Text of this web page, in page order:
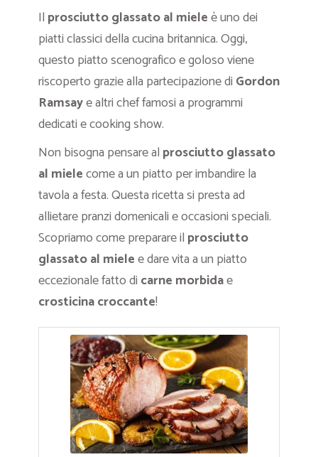
Il prosciutto glassato al mieleè uno dei
piatti classici della cucina britannica. Oggi,
questo piatto scenografico e goloso viene
riscoperto grazie alla partecipazione di Gordon
Ramsaye altri chef famosi a programmi
dedicati e cooking show.
Non bisogna pensare al prosciutto glassato
al mielecome a un piatto per imbandire la
tavola a festa. Questa ricetta si presta ad
allietare pranzi domenicali e occasioni speciali.
Scopriamo come preparare il prosciutto
glassato al mielee dare vita a un piatto
eccezionale fatto di carne morbidae
crosticina croccante!